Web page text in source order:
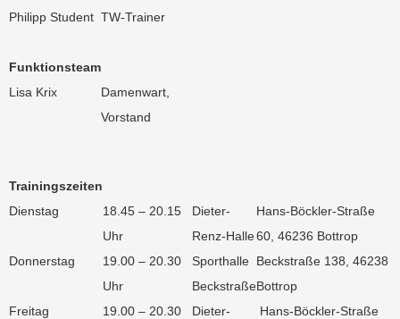
Philipp Student TW-Trainer
Funktionsteam
Lisa Krix
Damenwart,
Vorstand
Trainingszeiten
Dienstag
18.45 – 20.15
Uhr
Dieter-
Renz-Halle
Hans-Böckler-Straße
60, 46236 Bottrop
Donnerstag
19.00 – 20.30
Uhr
Sporthalle
Beckstraße
Beckstraße 138, 46238
Bottrop
Freitag
19.00 – 20.30
Dieter-
Hans-Böckler-Straße